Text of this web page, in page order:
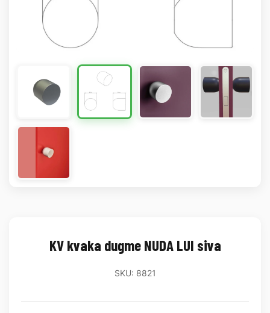
KV kvaka dugme NUDA LUI siva
SKU: 8821